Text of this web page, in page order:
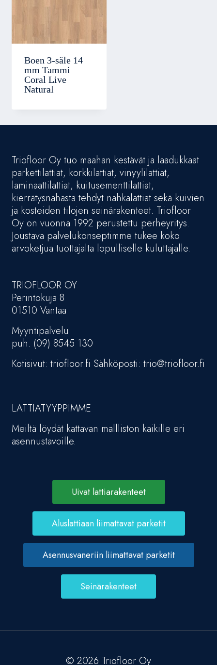
Boen 3-säle 14
mm Tammi
Coral Live
Natural
Triofloor Oy tuo maahan kestävät ja laadukkaat
parkettilattiat, korkkilattiat, vinyylilattiat,
laminaattilattiat, kuitusementtilattiat,
kierrätysnahasta tehdyt nahkalattiat sekä kuivien
ja kosteiden tilojen seinärakenteet. Triofloor
Oy on vuonna 1992 perustettu perheyritys.
Joustava palvelukonseptimme tukee koko
arvoketjua tuottajalta lopulliselle kuluttajalle.
TRIOFLOOR OY
Perintökuja 8
01510 Vantaa
Myyntipalvelu
puh. (09) 8545 130
Kotisivut: triofloor.fi Sähköposti: trio@triofloor.fi
LATTIATYYPPIMME
Meiltä löydät kattavan mallliston kaikille eri
asennustavoille.
Uivat lattiarakenteet
Aluslattiaan liimattavat parketit
Asennusvaneriin liimattavat parketit
Seinärakenteet
© 2026 Triofloor Oy